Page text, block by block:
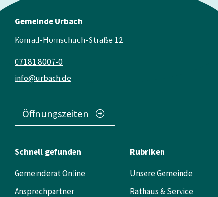
Gemeinde Urbach
Konrad-Hornschuch-Straße 12
info@urbach.de
07181 8007-0
Öffnungszeiten
Schnell gefunden
Gemeinderat Online
Ansprechpartner
Rubriken
Unsere Gemeinde
Rathaus & Service